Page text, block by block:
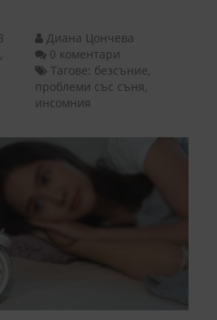
Диана Цончева
,
0 коментари
Тагове: безсъние,
проблеми със съня,
инсомния